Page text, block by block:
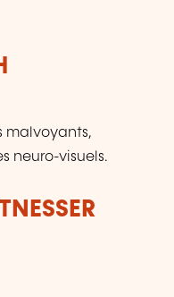
malvoyants,
neuro-visuels.